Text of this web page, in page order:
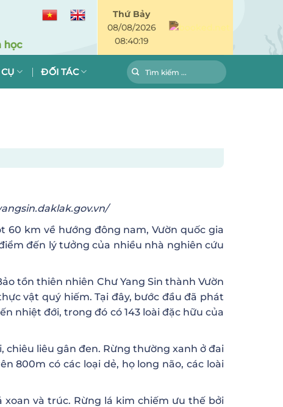
Thứ Bảy
08/08/2026
08:40:20
ĐỐI TÁC
60 km về hướng đông nam, Vườn quốc gia
đến lý tưởng của nhiều nhà nghiên cứu
tồn thiên nhiên Chư Yang Sin thành Vườn
vật quý hiếm. Tại đây, bước đầu đã phát
nhiệt đới, trong đó có 143 loài đặc hữu của
chiêu liêu gân đen. Rừng thường xanh ở đai
800m có các loại dẻ, họ long não, các loài
và trúc. Rừng lá kim chiếm ưu thế bởi